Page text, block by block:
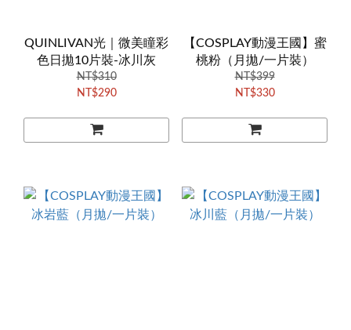
QUINLIVAN光｜微美瞳彩
色日拋10片裝-冰川灰
NT$310
NT$290
【COSPLAY動漫王國】蜜
桃粉（月拋/一片裝）
NT$399
NT$330